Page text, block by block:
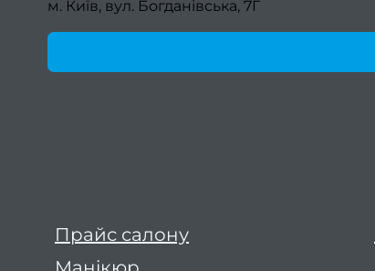
м. Київ, вул. Богданівська, 7Г
Прайс салону